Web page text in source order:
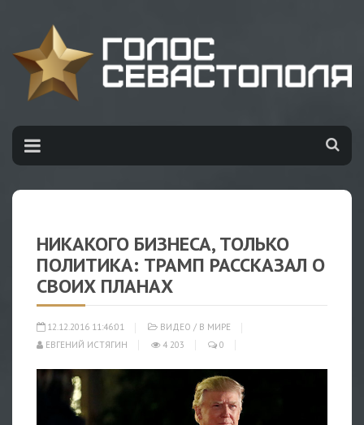
НИКАКОГО БИЗНЕСА, ТОЛЬКО
ПОЛИТИКА: ТРАМП РАССКАЗАЛ О
СВОИХ ПЛАНАХ
12.12.2016 11:46:01 ВИДЕО / В МИРЕ
ЕВГЕНИЙ ИСТЯГИН
4 203 0